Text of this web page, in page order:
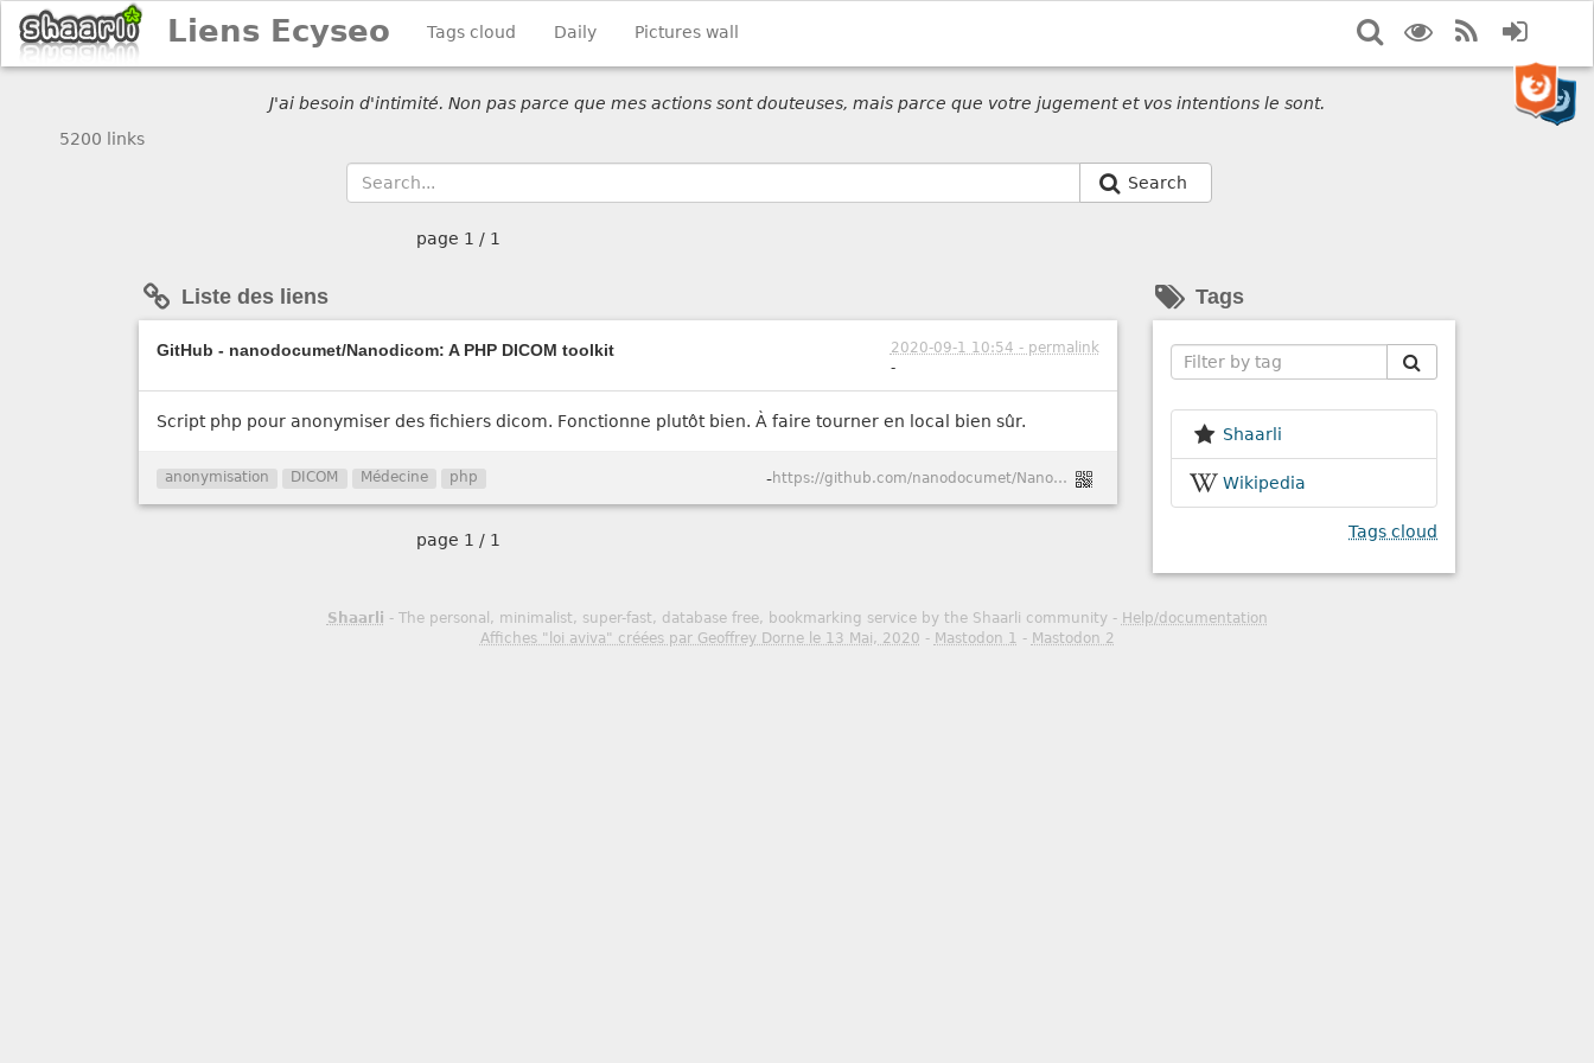
Liens Ecyseo Tags cloud Daily Pictures wall SearchDisplay
RSS
J'ai besoin d'intimité. Non pas parce que mes actions sont douteuses, mais parce que votre jugement et vos intentions le sont.
5200 links
Search
page 1 / 1
Liste des liens
GitHub - nanodocumet/Nanodicom: A PHP DICOM toolkit
2020-09-1 10:54 - permalink
-
Script php pour anonymiser des fichiers dicom. Fonctionne plutôt bien. À faire tourner en local bien sûr.
anonymisation DICOM Médecine php - https://github.com/nanodocumet/Nanodicom
page 1 / 1
Tags
Shaarli
Wikipedia
Tags cloud
Shaarli - The personal, minimalist, super-fast, database free, bookmarking service by the Shaarli community - Help/documentation
Affiches "loi aviva" créées par Geoffrey Dorne le 13 Mai, 2020 - Mastodon 1 - Mastodon 2